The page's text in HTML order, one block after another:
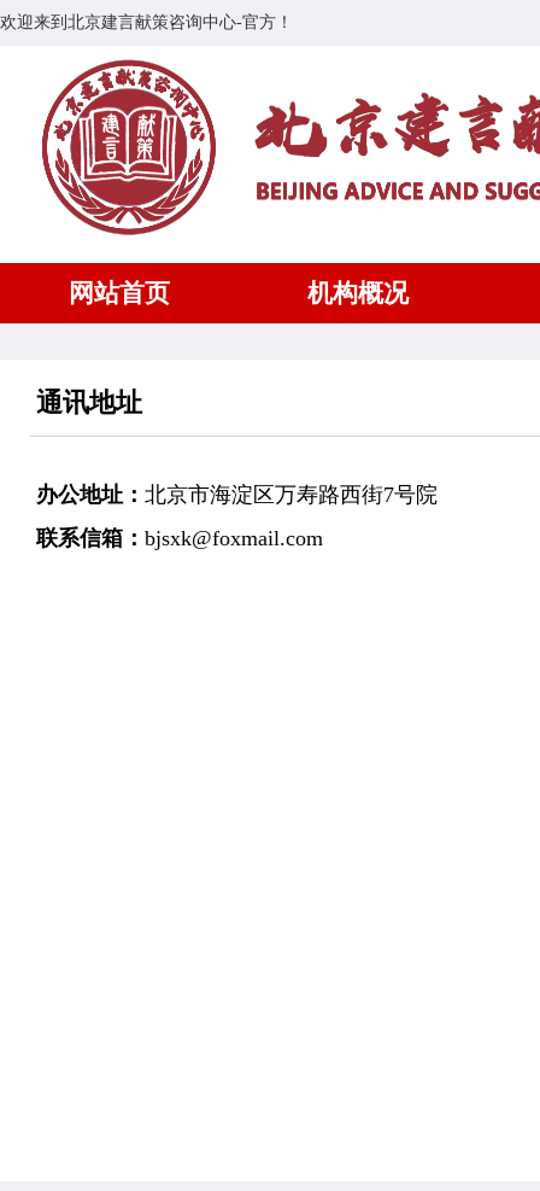
欢迎来到北京建言献策咨询中心-官方！
网站首页 机构概况
通讯地址
办公地址： 北京市海淀区万寿路西街7号院
联系信箱： bjsxk@foxmail.com